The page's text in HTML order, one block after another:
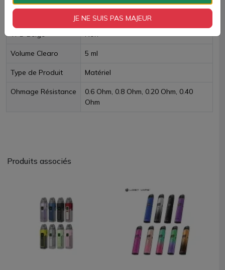
Fiche technique
TPD Belge Non
Volume Clearo 5 ml
Type de Produit Matériel
Ohmage Résistance
0.6 Ohm, 0.8 Ohm, 0.20 Ohm, 0.40
Ohm
Produits associés
JE NE SUIS PAS MAJEUR